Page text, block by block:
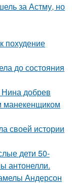
за Астму, но
похудение
до состояния
добрев
манекенщиком
своей истории
дети 50-
антонелли.
Андерсон